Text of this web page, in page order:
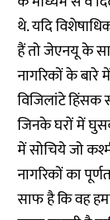
थे. यदि
हैं तो जेएनयू के
नागरिकों के बारे
विजिलांटे हिंसक
जिनके घरों में
में सोचिये जो
नागरिकों का
साफ है कि वह